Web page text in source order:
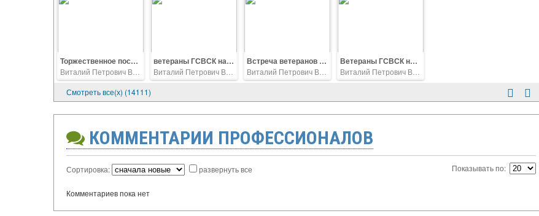
Торжественное построение ветеранов 7 омсбр у памятника воинам-интернационалиста на Поклонной горе в Москве. 14 сентября 2019 года.ву-i - 2019-09-16 Кубинцы ветераны ГСВСК на Поклонной горе в Москве Встреча ветеранов - Кубинцев, 7 ОМСБР на Поклонной горе 14 сентября 2019 года Ветераны ГСВСК на Поклонной горе в Москве А.Лисовой, В. Носов
Смотреть все(х) (14111)
КОММЕНТАРИИ ПРОФЕССИОНАЛОВ
Сортировка: развернуть все Показывать по:
Комментариев пока нет